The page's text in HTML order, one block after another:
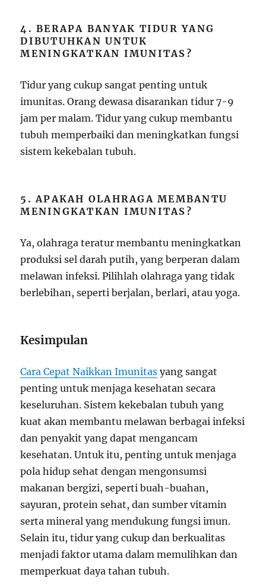
4. BERAPA BANYAK TIDUR YANG
DIBUTUHKAN UNTUK
MENINGKATKAN IMUNITAS?
Tidur yang cukup sangat penting untuk
imunitas. Orang dewasa disarankan tidur 7-9
jam per malam. Tidur yang cukup membantu
tubuh memperbaiki dan meningkatkan fungsi
sistem kekebalan tubuh.
5. APAKAH OLAHRAGA MEMBANTU
MENINGKATKAN IMUNITAS?
Ya, olahraga teratur membantu meningkatkan
produksi sel darah putih, yang berperan dalam
melawan infeksi. Pilihlah olahraga yang tidak
berlebihan, seperti berjalan, berlari, atau yoga.
Kesimpulan
Cara Cepat Naikkan Imunitas yang sangat
penting untuk menjaga kesehatan secara
keseluruhan. Sistem kekebalan tubuh yang
kuat akan membantu melawan berbagai infeksi
dan penyakit yang dapat mengancam
kesehatan. Untuk itu, penting untuk menjaga
pola hidup sehat dengan mengonsumsi
makanan bergizi, seperti buah-buahan,
sayuran, protein sehat, dan sumber vitamin
serta mineral yang mendukung fungsi imun.
Selain itu, tidur yang cukup dan berkualitas
menjadi faktor utama dalam memulihkan dan
memperkuat daya tahan tubuh.